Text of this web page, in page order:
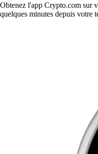
Obtenez l'app Crypto.com sur
quelques minutes depuis votre